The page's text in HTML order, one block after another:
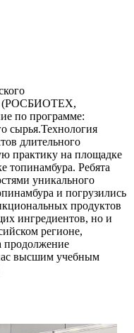
(РОСБИОТЕХ,
по программе:
сырья.Технология
длительного
практику на площадке
топинамбура. Ребята
уникального
и погрузились
продуктов
ингредиентов, но и
регионе,
продолжение
высшим учебным